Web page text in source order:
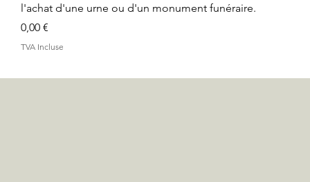
l'achat d'une urne ou d'un monument funéraire.
Prix
0,00 €
TVA Incluse